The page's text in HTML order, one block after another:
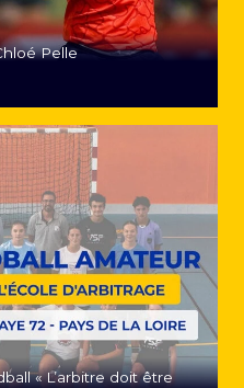
Pelle
« L’arbitre doit être